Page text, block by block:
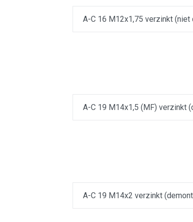
A-C 16 M12x1,75 verzinkt (niet
A-C 19 M14x1,5 (MF) verzinkt
A-C 19 M14x2 verzinkt